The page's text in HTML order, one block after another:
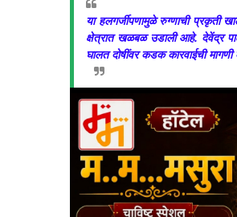
या हलगर्जीपणामुळे रुग्णाची प्रकृती
क्षेत्रात खळबळ उडाली आहे. देवेंद्र
घालत दोषींवर कडक कारवाईची